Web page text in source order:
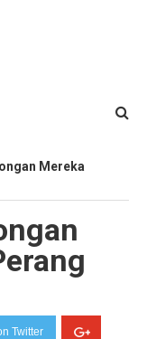
Mereka
Twitter